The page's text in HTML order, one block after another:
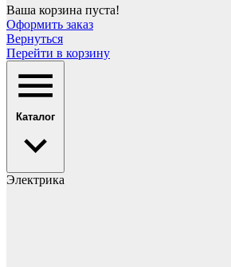
Ваша корзина пуста!
Оформить заказ
Вернуться
Перейти в корзину
Каталог
Электрика